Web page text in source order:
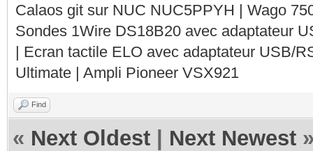
Calaos git sur NUC NUC5PPYH | Wago
Sondes 1Wire DS18B20 avec adaptateur
| Ecran tactile ELO avec adaptateur USB/
Ultimate | Ampli Pioneer VSX921
Find
« Next Oldest Next Newest